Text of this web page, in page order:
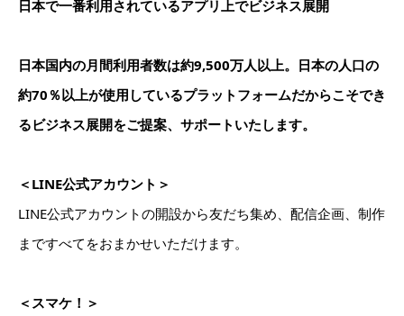
日本で一番利用されているアプリ上でビジネス展開
日本国内の月間利用者数は約9,500万人以上。日本の人口の
約70％以上が使用しているプラットフォームだからこそでき
るビジネス展開をご提案、サポートいたします。
＜LINE公式アカウント＞
LINE公式アカウントの開設から友だち集め、配信企画、制作
まですべてをおまかせいただけます。
＜スマケ！＞